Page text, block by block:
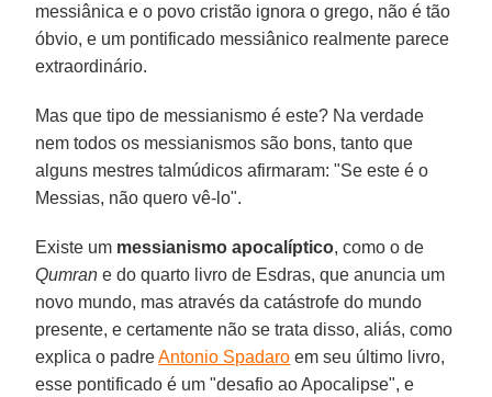
messiânica e o povo cristão ignora o grego, não é tão
óbvio, e um pontificado messiânico realmente parece
extraordinário.
Mas que tipo de messianismo é este? Na verdade
nem todos os messianismos são bons, tanto que
alguns mestres talmúdicos afirmaram: "Se este é o
Messias, não quero vê-lo".
Existe um messianismo apocalíptico, como o de
Qumran e do quarto livro de Esdras, que anuncia um
novo mundo, mas através da catástrofe do mundo
presente, e certamente não se trata disso, aliás, como
explica o padreAntonio Spadaro em seu último livro,
esse pontificado é um "desafio ao Apocalipse", e